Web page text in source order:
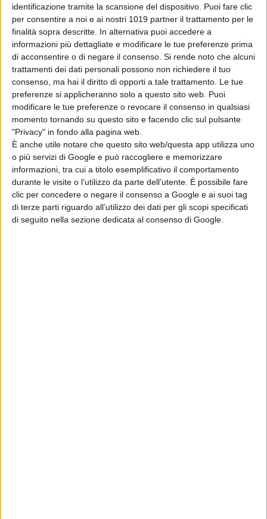
identificazione tramite la scansione del dispositivo. Puoi fare clic
per consentire a noi e ai nostri 1019 partner il trattamento per le
finalità sopra descritte. In alternativa puoi accedere a
informazioni più dettagliate e modificare le tue preferenze prima
di acconsentire o di negare il consenso. Si rende noto che alcuni
trattamenti dei dati personali possono non richiedere il tuo
consenso, ma hai il diritto di opporti a tale trattamento. Le tue
preferenze si applicheranno solo a questo sito web. Puoi
modificare le tue preferenze o revocare il consenso in qualsiasi
momento tornando su questo sito e facendo clic sul pulsante
"Privacy" in fondo alla pagina web.
È anche utile notare che questo sito web/questa app utilizza uno
o più servizi di Google e può raccogliere e memorizzare
informazioni, tra cui a titolo esemplificativo il comportamento
durante le visite o l’utilizzo da parte dell’utente. È possibile fare
clic per concedere o negare il consenso a Google e ai suoi tag
di terze parti riguardo all’utilizzo dei dati per gli scopi specificati
di seguito nella sezione dedicata al consenso di Google.
resta quindi che attendere e come
sempre vi terremo aggiornati.
PubblicatoMaggio 27, 2022in
Serie e Tv News
da Emanuela Giuliani
Tag:
Star Wars